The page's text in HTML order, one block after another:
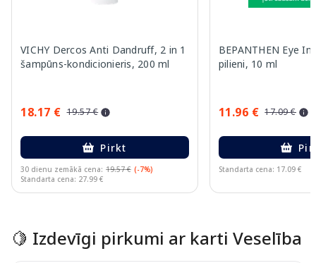
VICHY Dercos Anti Dandruff, 2 in 1
šampūns-kondicionieris, 200 ml
18.17 € 19.57 €
Pirkt
30 dienu zemākā cena: 19.57 € (-7%)
Standarta cena: 27.99 €
BEPANTHEN Eye
pilieni, 10 ml
11.96 € 17.09 €
Standarta cena: 17.09 €
🍋 Izdevīgi pirkumi ar karti Veselība